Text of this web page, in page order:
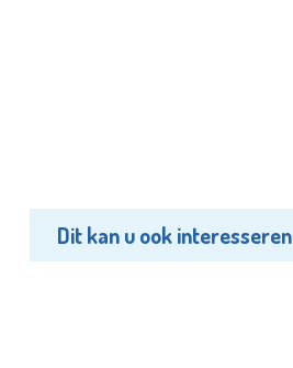
Dit kan u ook interesseren